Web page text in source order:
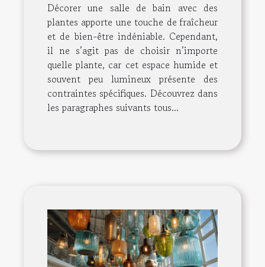
Décorer une salle de bain avec des
plantes apporte une touche de fraîcheur
et de bien-être indéniable. Cependant,
il ne s’agit pas de choisir n’importe
quelle plante, car cet espace humide et
souvent peu lumineux présente des
contraintes spécifiques. Découvrez dans
les paragraphes suivants tous...